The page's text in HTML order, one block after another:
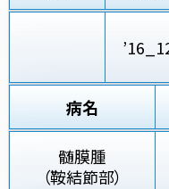
病名
髄膜腫
（鞍結節部）